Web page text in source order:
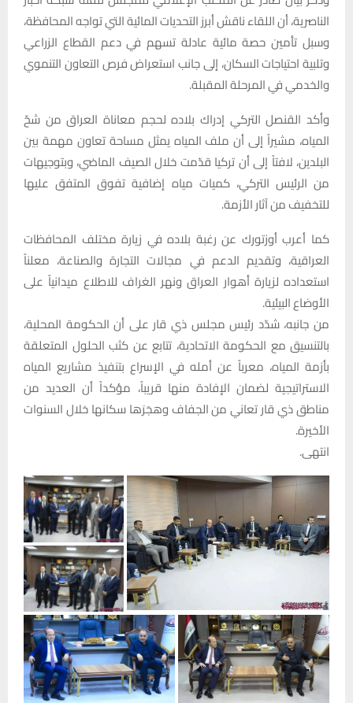
الناصرية، أن اللقاء ناقش أبرز التحديات المائية التي تواجه المحافظة،
وسبل تأمين حصة مائية عادلة تسهم في دعم القطاع الزراعي
وتلبية احتياجات السكان، إلى جانب استعراض فرص التعاون التنموي
والخدمي في المرحلة المقبلة.
وأكد القنصل التركي إدراك بلاده لحجم معاناة العراق من شحّ
المياه، مشيراً إلى أن ملف المياه يمثل مساحة تعاون مهمة بين
البلدين، لافتاً إلى أن تركيا قدّمت خلال الصيف الماضي، وبتوجيهات
من الرئيس التركي، كميات مياه إضافية تفوق المتفق عليها
للتخفيف من آثار الأزمة.
كما أعرب أوزتورك عن رغبة بلاده في زيارة مختلف المحافظات
العراقية، وتقديم الدعم في مجالات التجارة والصناعة، معلناً
استعداده لزيارة أهوار العراق ونهر الغراف للاطلاع ميدانياً على
الأوضاع البيئية.
من جانبه، شدّد رئيس مجلس ذي قار على أن الحكومة المحلية،
بالتنسيق مع الحكومة الاتحادية، تتابع عن كثب الحلول المتعلقة
بأزمة المياه، معرباً عن أمله في الإسراع بتنفيذ مشاريع المياه
الاستراتيجية لضمان الإفادة منها قريباً، مؤكداً أن العديد من
مناطق ذي قار تعاني من الجفاف وهجَرَها سكانها خلال السنوات
الأخيرة.
انتهى.